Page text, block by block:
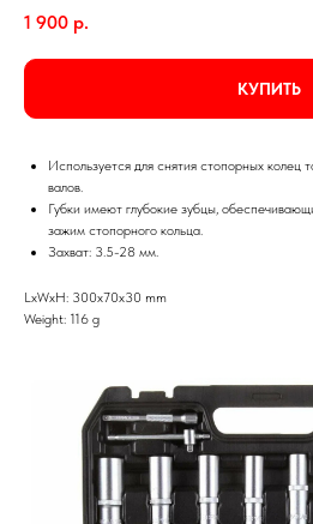
1 900 р.
КУПИТЬ
Используется для снятия стопорных колец
валов.
Губки имеют глубокие зубцы,
зажим стопорного кольца.
Захват: 3.5-28 мм.
LxWxH: 300x70x30 mm
Weight: 116 g